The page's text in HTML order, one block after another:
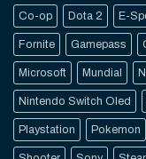
Co-op Dota 2 E-
Fornite Gamepass
Microsoft Mundial
Nintendo Switch Oled
Playstation Pokemon